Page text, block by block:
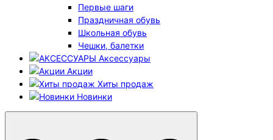
Первые шаги
Праздничная обувь
Школьная обувь
Чешки, балетки
Аксессуары
Акции
Хиты продаж
Новинки